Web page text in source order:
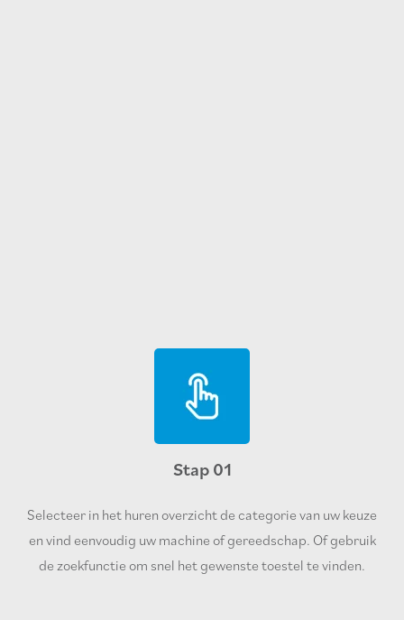
Stap 01
Selecteer in het huren overzicht de categorie van uw keuze
en vind eenvoudig uw machine of gereedschap. Of gebruik
de zoekfunctie om snel het gewenste toestel te vinden.